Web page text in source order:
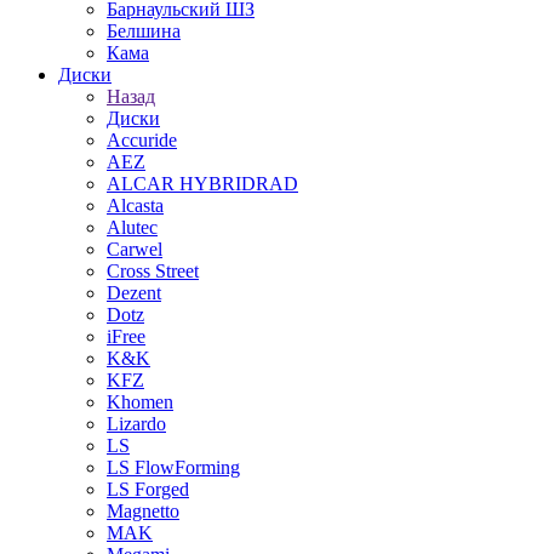
Барнаульский ШЗ
Белшина
Кама
Диски
Назад
Диски
Accuride
AEZ
ALCAR HYBRIDRAD
Alcasta
Alutec
Carwel
Cross Street
Dezent
Dotz
iFree
K&K
KFZ
Khomen
Lizardo
LS
LS FlowForming
LS Forged
Magnetto
MAK